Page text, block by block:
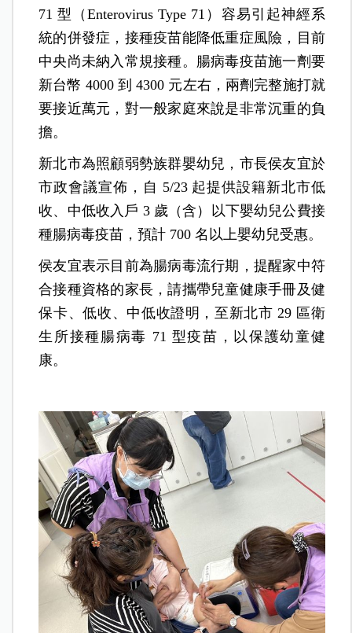
71 型（Enterovirus Type 71）容易引起神經系
統的併發症，接種疫苗能降低重症風險，目前
中央尚未納入常規接種。腸病毒疫苗施一劑要
新台幣 4000 到 4300 元左右，兩劑完整施打就
要接近萬元，對一般家庭來說是非常沉重的負
擔。
新北市為照顧弱勢族群嬰幼兒，市長侯友宜於
市政會議宣佈，自 5/23 起提供設籍新北市低
收、中低收入戶 3 歲（含）以下嬰幼兒公費接
種腸病毒疫苗，預計 700 名以上嬰幼兒受惠。
侯友宜表示目前為腸病毒流行期，提醒家中符
合接種資格的家長，請攜帶兒童健康手冊及健
保卡、低收、中低收證明，至新北市 29 區衛
生所接種腸病毒 71 型疫苗，以保護幼童健
康。